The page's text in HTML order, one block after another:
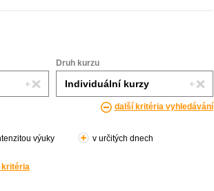
Druh kurzu
další kritéria vyhledávání
výuky v určitých dnech
kritéria